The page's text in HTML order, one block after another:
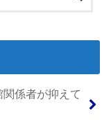
係者が抑えて